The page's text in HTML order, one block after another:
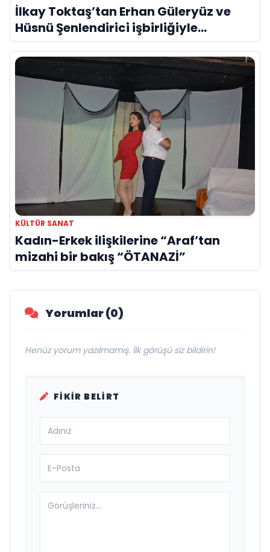
İlkay Toktaş’tan Erhan Güleryüz ve
Hüsnü Şenlendirici işbirliğiyle
duygusal bir aşk manifestosu: “Deliler
Gibi”
KÜLTÜR SANAT
Kadın-Erkek ilişkilerine “Araf’tan
mizahi bir bakış “ÖTANAZİ”
Yorumlar (0)
Henüz yorum yazılmamış. İlk görüşü siz bildirin!
FIKIR BELIRT